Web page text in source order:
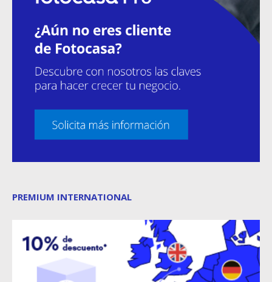
PREMIUM INTERNATIONAL